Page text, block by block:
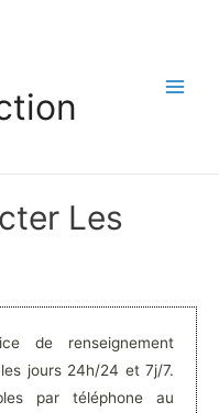
Les
de renseignement
jours 24h/24 et 7j/7.
par téléphone au